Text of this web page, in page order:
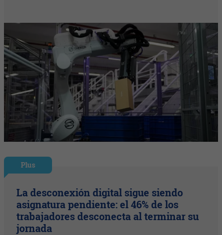
Plus
La desconexión digital sigue siendo
asignatura pendiente: el 46% de los
trabajadores desconecta al terminar su
jornada